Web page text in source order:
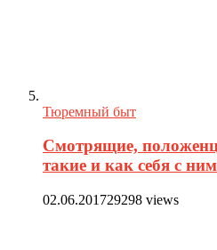
Тюремный быт
Смотрящие,
такие и как себя с
02.06.201729298 views